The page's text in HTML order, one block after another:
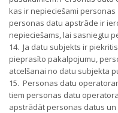
kas ir nepieciešami
personas datu apstrāde ir
nepieciešams, lai sasniegtu
14. Ja datu subjekts ir
pieprasīto pakalpojumu,
atcelšanai no datu subjekta
15. Personas datu
tiem personas datu
apstrādāt personas datus